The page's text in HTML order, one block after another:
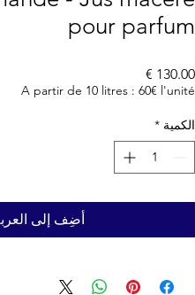
pour parfum
السعر
A partir de 10 litres : 60€ l'unité
الكمية *
أضِف إلى